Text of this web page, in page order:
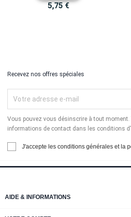
5,75 €
Recevez nos offres spéciales
Vous pouvez vous désinscrire à tout
informations de contact dans les conditions
J'accepte les conditions générales et la
AIDE & INFORMATIONS